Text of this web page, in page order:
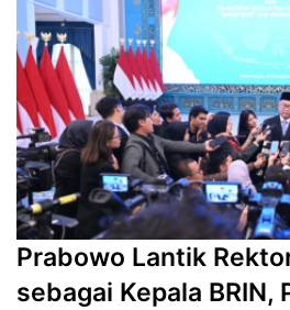
Prabowo Lantik
sebagai Kepala BRIN,